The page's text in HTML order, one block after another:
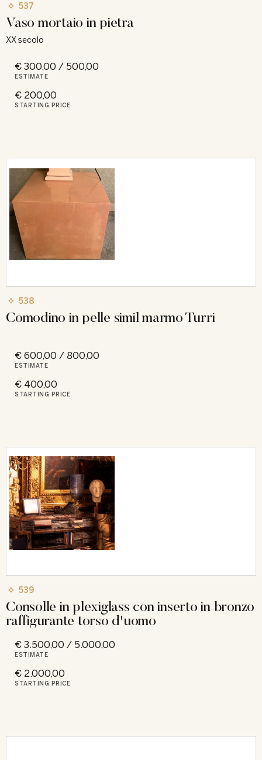
537
Vaso mortaio in pietra
XX secolo
€ 300,00 / 500,00
ESTIMATE
€ 200,00
STARTING PRICE
538
Comodino in pelle simil marmo Turri
€ 600,00 / 800,00
ESTIMATE
€ 400,00
STARTING PRICE
539
Consolle in plexiglass con inserto in bronzo
raffigurante torso d'uomo
€ 3.500,00 / 5.000,00
ESTIMATE
€ 2.000,00
STARTING PRICE